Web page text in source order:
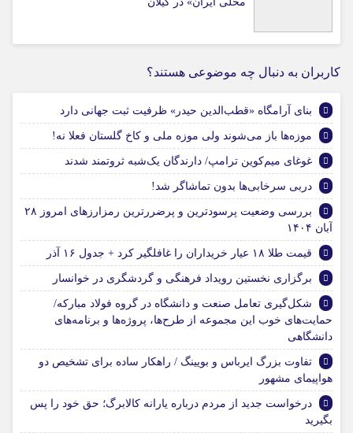
کاربران به دنبال چه موضوعی هستند؟
بنای آرامگاه «قطب‌الدین حیدر» ظرفیت ثبت جهانی دارد
موزه‌ها باز می‌شوند ولی موزه ملی و کاخ گلستان فعلا نه!
غوغای میم‌کوین ترامپ/ دارندگان یک‌شبه ثروتمند شدند
دربی سرخابی‌ها بدون تماشاگر شد!
بررسی وضعیت پرسودترین و پرضررترین رمزارزهای امروز ۲۸
آبان ۱۴۰۴
قیمت طلا ۱۸ عیار خریداران را غافلگیر کرد + جدول ۱۶ آذر
برگزاری نخستین رویداد فرهنگی و گردشگری در خوانسار
شکل‌گیری تعامل صنعت و دانشگاه در گروه فولاد مبارکه/
حمایت‌های خوب این مجموعه از طرح‌ها، پروژه‌ها و برنامه‌های
دانشگاهی
تفاوت بزرگ ایرباس و بویینگ / راهکار ساده برای تشخیص دو
هواپیمای مشهور
درخواست جدید از مردم درباره یارانه کالابرگ؛ حق خود را پس
بگیرید